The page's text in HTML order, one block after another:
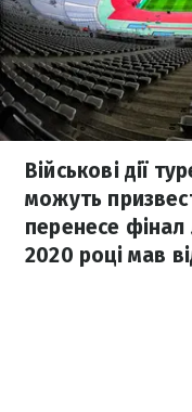
Військові дії
можуть
перенесе фінал
2020 році мав